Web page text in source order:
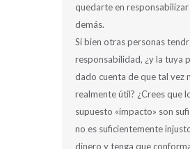
quedarte en responsabilizar
demás.
Si bien otras personas
responsabilidad, ¿y la tuya
dado cuenta de que tal vez
realmente útil? ¿Crees que
supuesto «impacto» son
no es suficientemente
dinero y tenga que